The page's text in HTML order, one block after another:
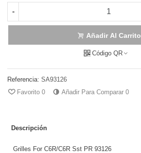
-
Añadir Al Carrito
Código QR
Referencia: SA93126
Favorito 0 Añadir Para Comparar 0
Descripción
Grilles For C6R/C6R Sst PR 93126